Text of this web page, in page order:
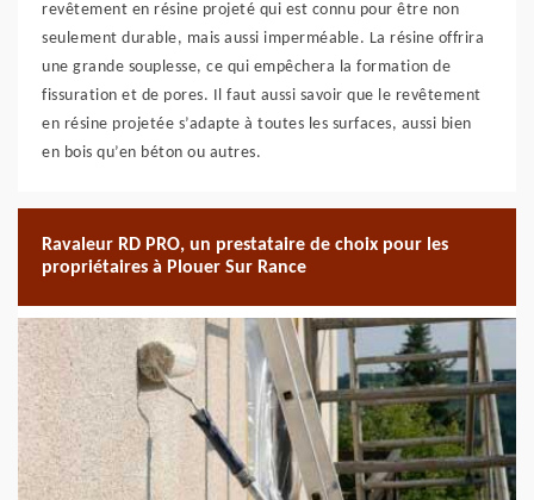
revêtement en résine projeté qui est connu pour être non
seulement durable, mais aussi imperméable. La résine offrira
une grande souplesse, ce qui empêchera la formation de
fissuration et de pores. Il faut aussi savoir que le revêtement
en résine projetée s’adapte à toutes les surfaces, aussi bien
en bois qu’en béton ou autres.
Ravaleur RD PRO, un prestataire de choix pour les
propriétaires à Plouer Sur Rance